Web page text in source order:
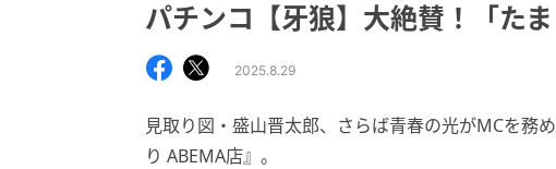
パチンコ【牙狼】大絶賛！「た
2025.8.29
見取り図・盛山晋太郎、さらば青春の光がMCを務
り ABEMA店』。